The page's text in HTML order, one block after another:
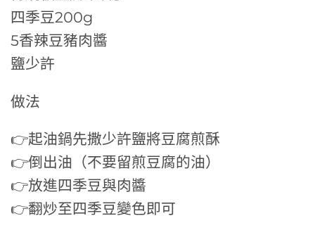
四季豆200g
5香辣豆豬肉醬
鹽少許
做法
👉起油鍋先撒少許鹽將豆腐煎酥
👉倒出油（不要留煎豆腐的油）
👉放進四季豆與肉醬
👉翻炒至四季豆變色即可